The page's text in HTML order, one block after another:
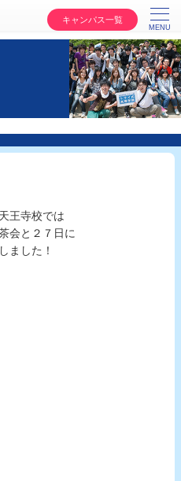
キャンパス一覧
王寺校では
会と２７日に
ました！